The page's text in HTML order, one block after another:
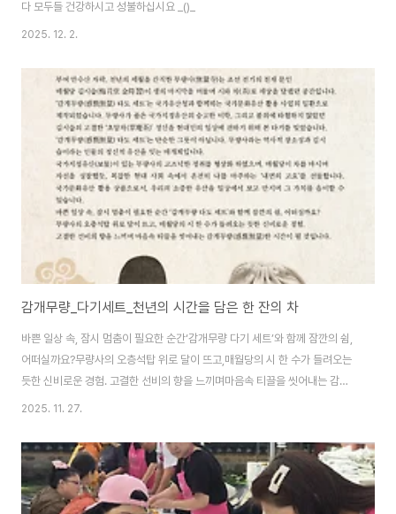
다 모두들 건강하시고 성불하십시요 _()_
2025. 12. 2.
감개무량_다기세트_천년의 시간을 담은 한 잔의 차
바쁜 일상 속, 잠시 멈춤이 필요한 순간‘감개무량 다기 세트’와 함께 잠깐의 쉼,
어떠실까요?무량사의 오층석탑 위로 달이 뜨고,매월당의 시 한 수가 들려오는
듯한 신비로운 경험. 고결한 선비의 향을 느끼며마음속 티끌을 씻어내는 감개
무량(感慨無量)한 시간이 될 것입니다
2025. 11. 27.